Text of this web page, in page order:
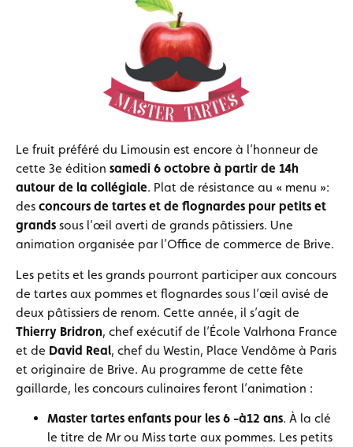
Le fruit préféré du Limousin est encore à l’honneur de
cette 3e édition samedi 6 octobre à partir de 14h
autour de la collégiale. Plat de résistance au « menu »:
des concours de tartes et de flognardes pour petits et
grands sous l’œil averti de grands pâtissiers. Une
animation organisée par l’Office de commerce de Brive.
Les petits et les grands pourront participer aux concours
de tartes aux pommes et flognardes sous l’œil avisé de
deux pâtissiers de renom. Cette année, il s’agit de
Thierry Bridron, chef exécutif de l’École Valrhona France
et de David Real, chef du Westin, Place Vendôme à Paris
et originaire de Brive. Au programme de cette fête
gaillarde, les concours culinaires feront l’animation :
Master tartes enfants pour les 6 -à12 ans. À la clé
le titre de Mr ou Miss tarte aux pommes. Les petits